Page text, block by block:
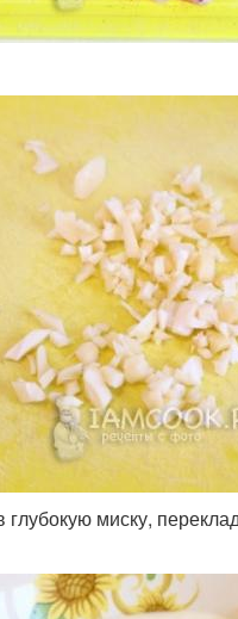
миску,